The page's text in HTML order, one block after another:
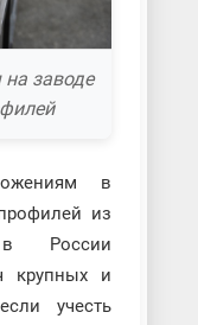
заводе
в
из
в России
крупных и
учесть